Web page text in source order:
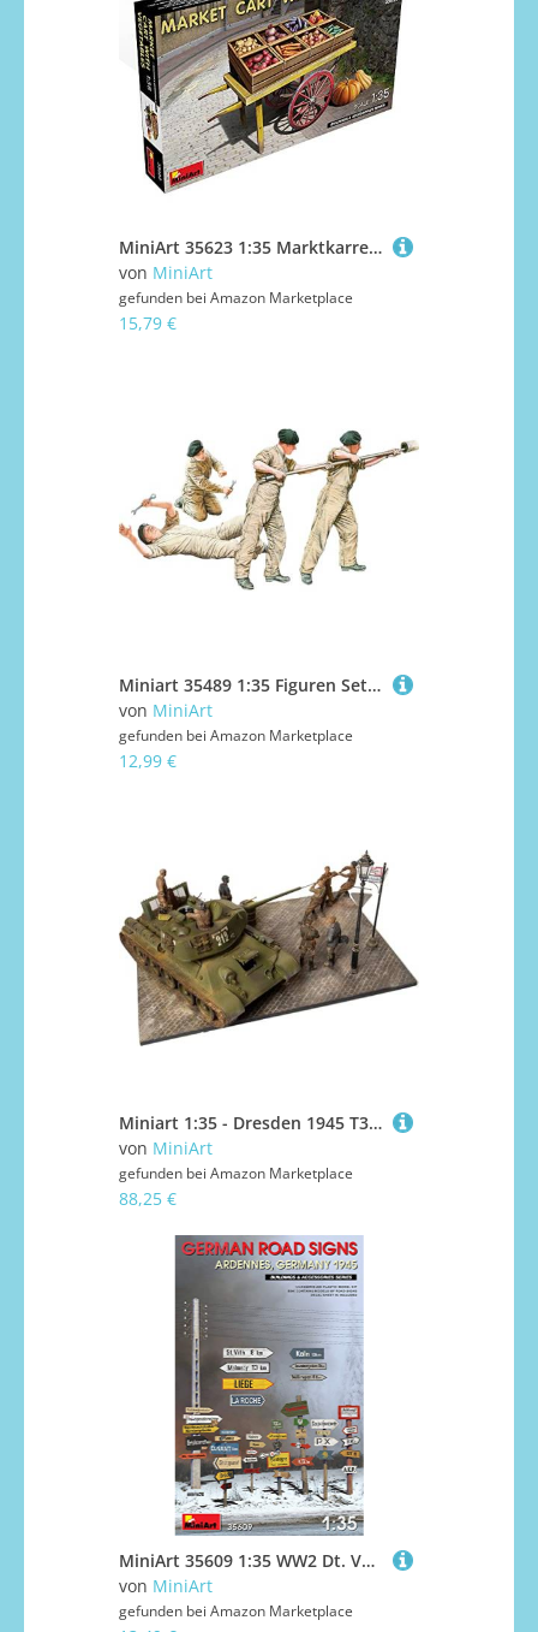
MiniArt 35623 1:35 Marktkarren mit Gemüse - originalgetreue Nachbildung, Modellbau, Plastik Bausatz, Basteln, Hobby, Kleben, Modellbausatz, Zusammenbauen, unlackiert, Verschieden
von MiniArt
gefunden bei Amazon Marketplace
15,79 €
Miniart 35489 1:35 Figuren Set Britische Panzermannschaft (4) - originalgetreue Nachbildung, Modellbau, Plastik Bausatz, Basteln, Hobby, Kleben, Modellbausatz, Zusammenbauen, unlackiert
von MiniArt
gefunden bei Amazon Marketplace
12,99 €
Miniart 1:35 - Dresden 1945 T34/85 Feldreparatur Big Set
von MiniArt
gefunden bei Amazon Marketplace
88,25 €
MiniArt 35609 1:35 WW2 Dt. Verkehrschilder Arden. 1945-originalgetreue Nachbildung, Modellbau, Plastik Bausatz, Basteln, Hobby, Kleben, Modellbausatz, Zusammenbauen, unlackiert
von MiniArt
gefunden bei Amazon Marketplace